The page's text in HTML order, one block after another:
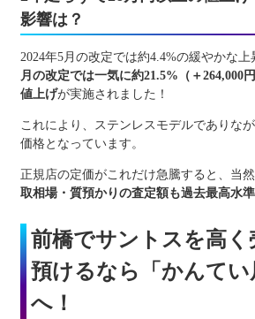
影響は？
2024年5月の改定では約4.4%の緩やかな上
月の改定では一気に約21.5%（＋264,000
値上げが実施されました！
これにより、ステンレスモデルでありな
価格となっています。
正規店の定価がこれだけ急騰すると、当然
取相場・質預かりの査定額も過去最高水
前橋でサントスを高く
預けるなら「かんてい
へ！